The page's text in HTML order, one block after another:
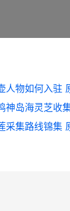
人物如何入驻
采集路线锦集